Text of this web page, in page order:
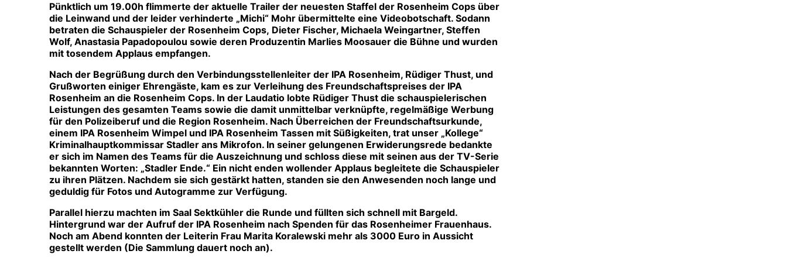
Pünktlich um 19.00h flimmerte der aktuelle Trailer der neuesten Staffel der Rosenheim Cops über
die Leinwand und der leider verhinderte „Michi“ Mohr übermittelte eine Videobotschaft. Sodann
betraten die Schauspieler der Rosenheim Cops, Dieter Fischer, Michaela Weingartner, Steffen
Wolf, Anastasia Papadopoulou sowie deren Produzentin Marlies Moosauer die Bühne und wurden
mit tosendem Applaus empfangen.
Nach der Begrüßung durch den Verbindungsstellenleiter der IPA Rosenheim, Rüdiger Thust, und
Grußworten einiger Ehrengäste, kam es zur Verleihung des Freundschaftspreises der IPA
Rosenheim an die Rosenheim Cops. In der Laudatio lobte Rüdiger Thust die schauspielerischen
Leistungen des gesamten Teams sowie die damit unmittelbar verknüpfte, regelmäßige Werbung
für den Polizeiberuf und die Region Rosenheim. Nach Überreichen der Freundschaftsurkunde,
einem IPA Rosenheim Wimpel und IPA Rosenheim Tassen mit Süßigkeiten, trat unser „Kollege“
Kriminalhauptkommissar Stadler ans Mikrofon. In seiner gelungenen Erwiderungsrede bedankte
er sich im Namen des Teams für die Auszeichnung und schloss diese mit seinen aus der TV-Serie
bekannten Worten: „Stadler Ende.“ Ein nicht enden wollender Applaus begleitete die Schauspieler
zu ihren Plätzen. Nachdem sie sich gestärkt hatten, standen sie den Anwesenden noch lange und
geduldig für Fotos und Autogramme zur Verfügung.
Parallel hierzu machten im Saal Sektkühler die Runde und füllten sich schnell mit Bargeld.
Hintergrund war der Aufruf der IPA Rosenheim nach Spenden für das Rosenheimer Frauenhaus.
Noch am Abend konnten der Leiterin Frau Marita Koralewski mehr als 3000 Euro in Aussicht
gestellt werden (Die Sammlung dauert noch an).